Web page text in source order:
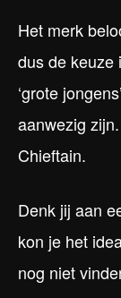
Het merk
dus de keuze
‘grote
aanwezig
Chieftain.
Denk jij aan
kon je het
nog niet